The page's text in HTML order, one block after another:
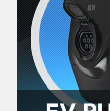
Impressum
Igor Kreč - UmPaDrum
Igor Kukec Brmbi
Slaven Gajdek
MTC - Moto Tour Croatia
Moto putopisi
Vikend vožnje
Zanimljivost